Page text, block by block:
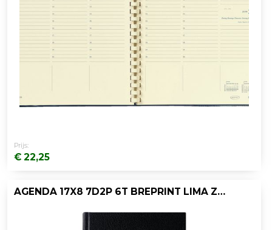
Prijs:
€ 22,25
AGENDA 17X8 7D2P 6T BREPRINT LIMA ZWART